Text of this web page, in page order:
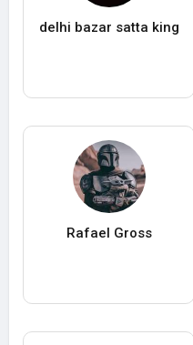
delhi bazar satta king
Rafael Gross